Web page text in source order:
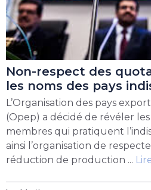
Non-respect des
les noms des pays
L’Organisation des pays
(Opep) a décidé de révéler
membres qui pratiquent
ainsi l’organisation de
réduction de production ...